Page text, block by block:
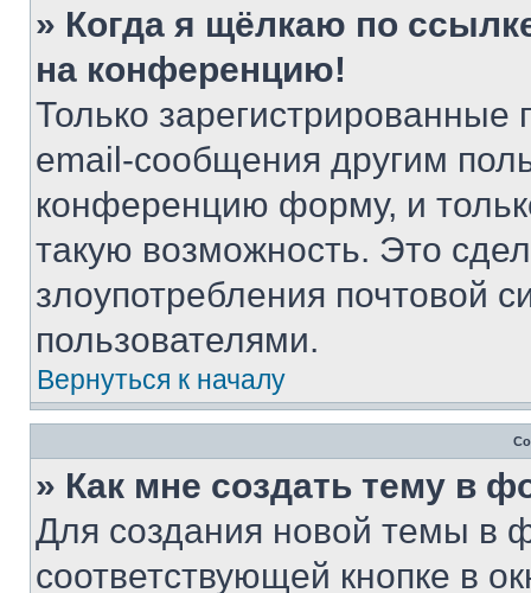
» Когда я щёлкаю по
на конференцию!
Только зарегистрированные
email-сообщения другим
конференцию форму, и
такую возможность. Это
злоупотребления почтовой
пользователями.
Вернуться к началу
» Как мне создать тему в
Для создания новой темы в
соответствующей кнопке в